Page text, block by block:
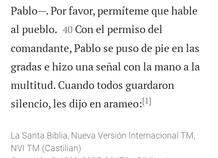
Pablo—. Por favor, permíteme que hable
al pueblo. 

40 Con el permiso del
comandante, Pablo se puso de pie en las
gradas e hizo una señal con la mano a la
multitud. Cuando todos guardaron
silencio, les dijo en arameo:[1]
La Santa Biblia, Nueva Versión Internacional TM,
NVI TM (Castilian)